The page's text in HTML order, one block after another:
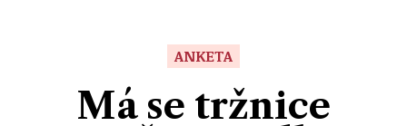
Ekonomika
ANKETA
Má se tržnice